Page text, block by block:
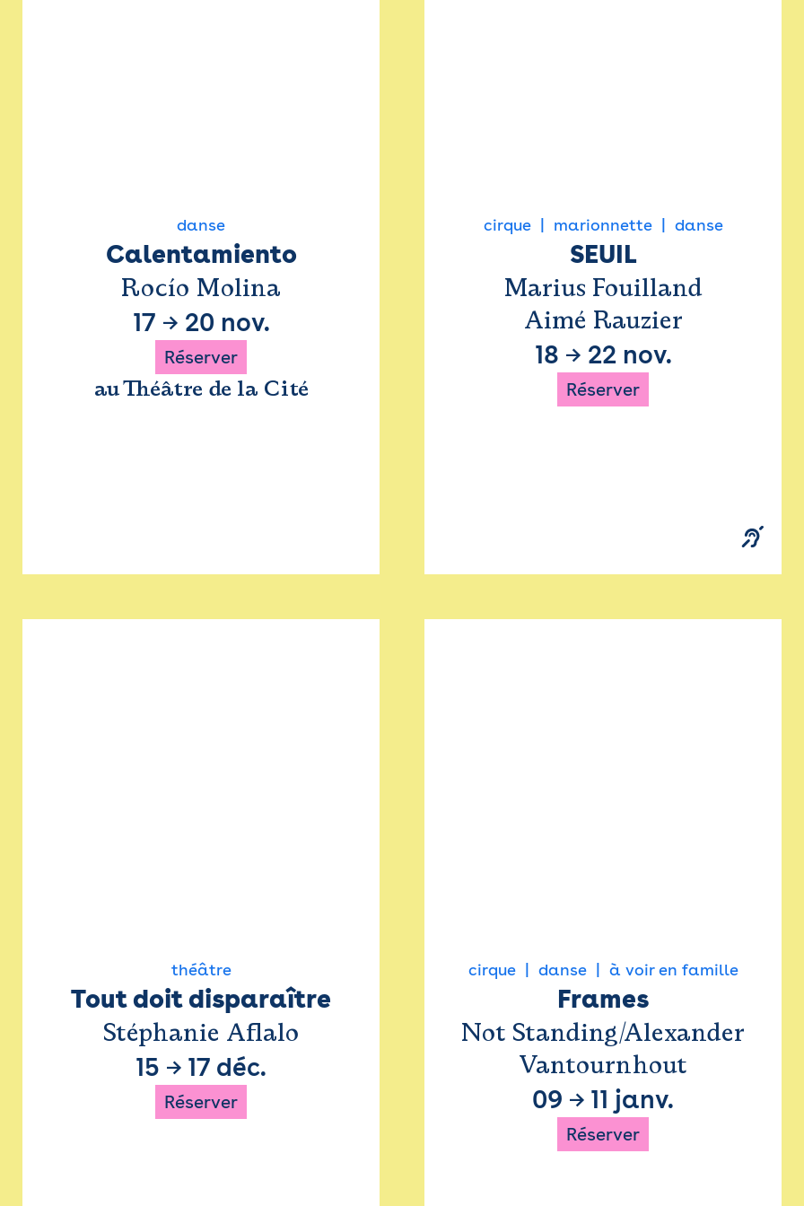
danse
Calentamiento
Rocío Molina
17 → 20 nov.
Réserver
au Théâtre de la Cité
cirque marionnette danse
SEUIL
Marius Fouilland
Aimé Rauzier
18 → 22 nov.
Réserver
théâtre
Tout doit disparaître
Stéphanie Aflalo
15 → 17 déc.
Réserver
cirque danse à voir en famille
Frames
Not Standing/Alexander
Vantournhout
09 → 11 janv.
Réserver